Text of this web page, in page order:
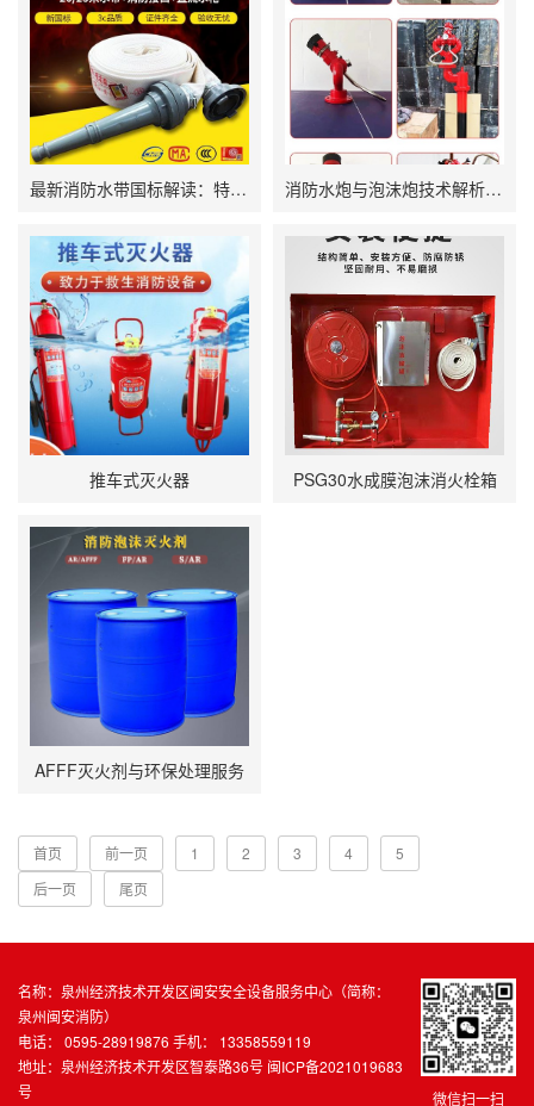
最新消防水带国标解读：特厚高压水带选购与性能全解析 消防水炮与泡沫炮技术解析：选型与应用指南
推车式灭火器 PSG30水成膜泡沫消火栓箱
AFFF灭火剂与环保处理服务
首页 前一页 1 2 3 4
5
后一页
尾页
微信扫一扫
名称：泉州经济技术开发区闽安安全设备服务中心（简称：
泉州闽安消防）
电话： 0595-28919876 手机： 13358559119
地址：泉州经济技术开发区智泰路36号 闽ICP备2021019683
号